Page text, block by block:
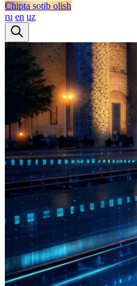
Chipta sotib olish
ru en uz